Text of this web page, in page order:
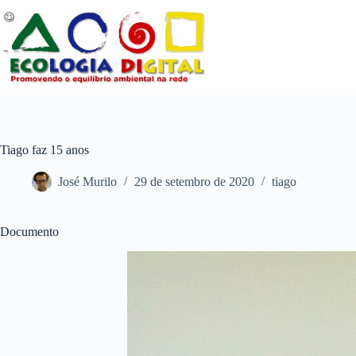
para
conteúdo
Tiago faz 15 anos
José Murilo 29 de setembro de 2020 tiago
Documento